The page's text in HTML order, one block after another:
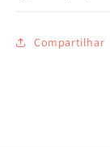
Compartilhar